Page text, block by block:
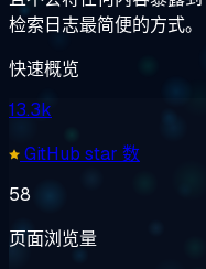
检索日志最简便的方式。
快速概览
13.3k
GitHub star 数
58
页面浏览量